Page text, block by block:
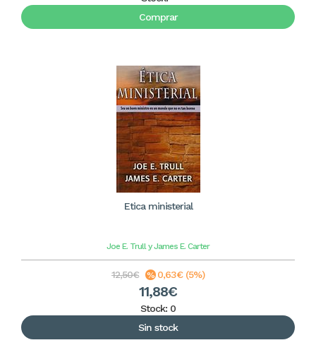
Comprar
Etica ministerial
Joe E. Trull y James E. Carter
12,50€ 0,63€ (5%)
11,88€
Stock: 0
Sin stock